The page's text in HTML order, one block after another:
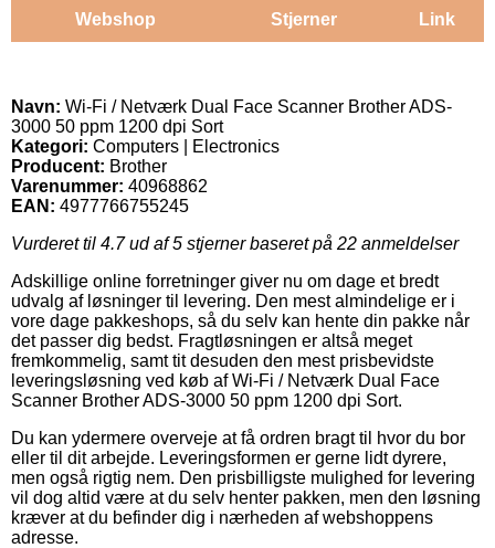
Webshop Stjerner Link
Navn: Wi-Fi / Netværk Dual Face Scanner Brother ADS-
3000 50 ppm 1200 dpi Sort
Kategori: Computers | Electronics
Producent: Brother
Varenummer: 40968862
EAN: 4977766755245
Vurderet til 4.7ud af 5 stjerner baseret på 22 anmeldelser
Adskillige online forretninger giver nu om dage et bredt
udvalg af løsninger til levering. Den mest almindelige er i
vore dage pakkeshops, så du selv kan hente din pakke når
det passer dig bedst. Fragtløsningen er altså meget
fremkommelig, samt tit desuden den mest prisbevidste
leveringsløsning ved køb af Wi-Fi / Netværk Dual Face
Scanner Brother ADS-3000 50 ppm 1200 dpi Sort.
Du kan ydermere overveje at få ordren bragt til hvor du bor
eller til dit arbejde. Leveringsformen er gerne lidt dyrere,
men også rigtig nem. Den prisbilligste mulighed for levering
vil dog altid være at du selv henter pakken, men den løsning
kræver at du befinder dig i nærheden af webshoppens
adresse.